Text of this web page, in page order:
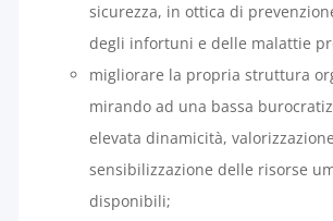
sicurezza, in ottica di
degli infortuni e delle malattie
migliorare la propria struttura
mirando ad una bassa
elevata dinamicità,
sensibilizzazione delle risorse
disponibili;